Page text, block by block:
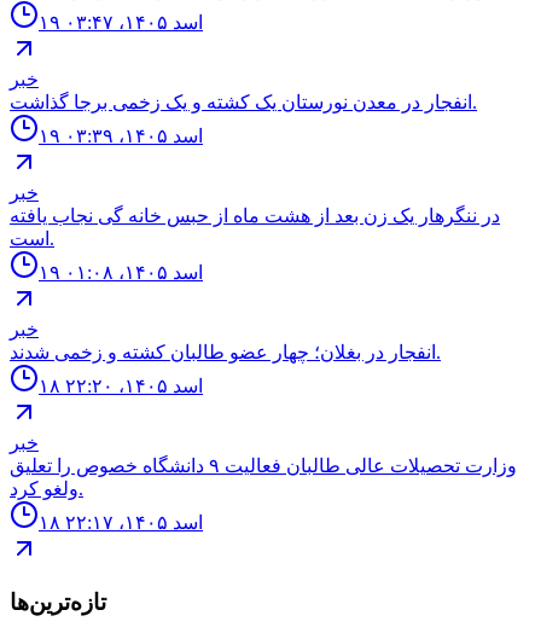
۱۹ اسد ۱۴۰۵، ۰۳:۴۷
خبر
انفجار در معدن نورستان يک كشته و یک زخمى برجا گذاشت.
۱۹ اسد ۱۴۰۵، ۰۳:۳۹
خبر
در ننگرهار یک زن بعد از هشت ماه از حبس خانه گی نجاب یافته
است.
۱۹ اسد ۱۴۰۵، ۰۱:۰۸
خبر
انفجار در بغلان؛ چهار عضو طالبان كشته و زخمى شدند.
۱۸ اسد ۱۴۰۵، ۲۲:۲۰
خبر
وزارت تحصيلات عالى طالبان فعاليت ٩ دانشگاه خصوص را تعليق
ولغو كرد.
۱۸ اسد ۱۴۰۵، ۲۲:۱۷
تازه‌ترین‌ها